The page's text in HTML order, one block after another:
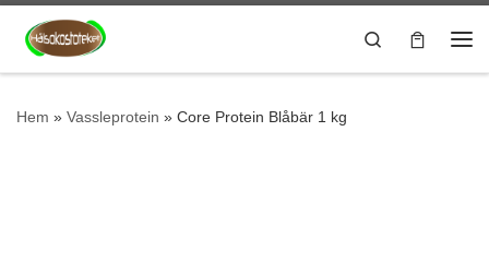
Hoppa till innehåll
Search
Hem » Vassleprotein » Core Protein Blåbär 1 kg